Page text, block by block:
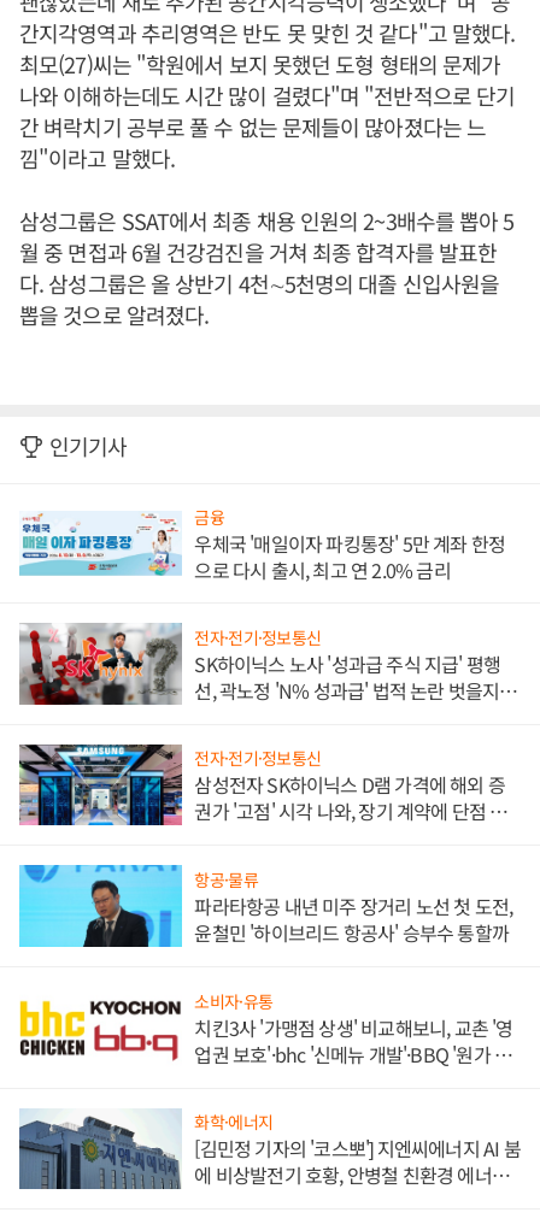
간지각영역과 추리영역은 반도 못 맞힌 것 같다"고 말했다.
최모(27)씨는 "학원에서 보지 못했던 도형 형태의 문제가
나와 이해하는데도 시간 많이 걸렸다"며 "전반적으로 단기
간 벼락치기 공부로 풀 수 없는 문제들이 많아졌다는 느
낌"이라고 말했다.
삼성그룹은 SSAT에서 최종 채용 인원의 2~3배수를 뽑아 5
월 중 면접과 6월 건강검진을 거쳐 최종 합격자를 발표한
다. 삼성그룹은 올 상반기 4천∼5천명의 대졸 신입사원을
뽑을 것으로 알려졌다.
인기기사
금융
우체국 '매일이자 파킹통장' 5만 계좌 한정
으로 다시 출시, 최고 연 2.0% 금리
전자·전기·정보통신
SK하이닉스 노사 '성과급 주식 지급' 평행
선, 곽노정 'N% 성과급' 법적 논란 벗을지 주
전자·전기·정보통신
삼성전자 SK하이닉스 D램 가격에 해외 증
권가 '고점' 시각 나와, 장기 계약에 단점 부
항공·물류
파라타항공 내년 미주 장거리 노선 첫 도전,
윤철민 '하이브리드 항공사' 승부수 통할까
소비자·유통
치킨3사 '가맹점 상생' 비교해보니, 교촌 '영
업권 보호'·bhc '신메뉴 개발'·BBQ '원가 부
화학·에너지
[김민정 기자의 '코스뽀'] 지엔씨에너지 AI 붐
에 비상발전기 호황, 안병철 친환경 에너지